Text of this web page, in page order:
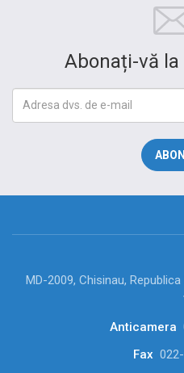
Abonați-vă
MD-2009, Chisinau,
Anticamera
Fax